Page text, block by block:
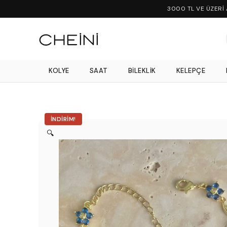
3000 TL VE ÜZERİ
KOLYE SAAT BILEKLIK KELEPÇE
İNDIRIM!
🔍